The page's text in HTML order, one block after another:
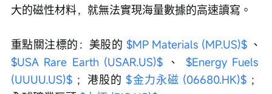
大的磁性材料，就無法實現海量數據的高速讀寫。
重點關注標的：美股的 $MP Materials (MP.US)$ 、
$USA Rare Earth (USAR.US)$ 、 $Energy Fuels
(UUUU.US)$ ；港股的 $金力永磁 (06680.HK)$ ；